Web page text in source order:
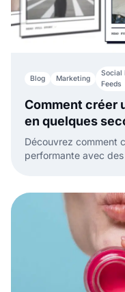
Blog Marketing
Social
Feeds
Comment créer
en quelques
Découvrez comment
performante avec